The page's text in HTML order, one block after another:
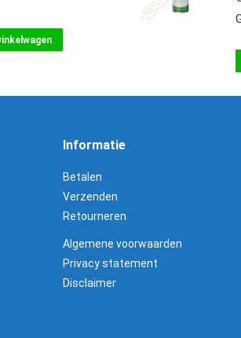
Informatie
Betalen
Verzenden
Retourneren
Algemene voorwaarden
Privacy statement
Disclaimer